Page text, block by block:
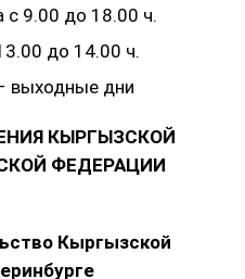
с 9.00 до 18.00 ч.
до 14.00 ч.
выходные дни
КЫРГЫЗСКОЙ
ФЕДЕРАЦИИ
Кыргызской